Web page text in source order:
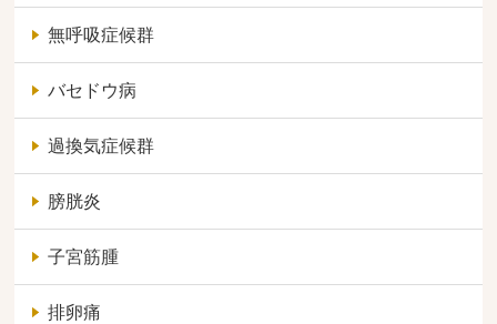
無呼吸症候群
バセドウ病
過換気症候群
膀胱炎
子宮筋腫
排卵痛